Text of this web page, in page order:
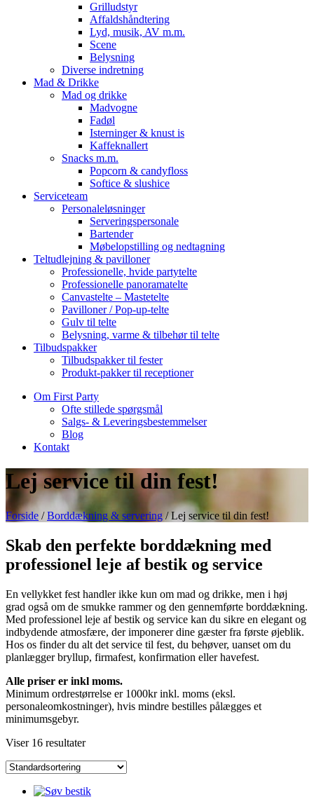
Grilludstyr
Affaldshåndtering
Lyd, musik, AV m.m.
Scene
Belysning
Diverse indretning
Mad & Drikke
Mad og drikke
Madvogne
Fadøl
Isterninger & knust is
Kaffeknallert
Snacks m.m.
Popcorn & candyfloss
Softice & slushice
Serviceteam
Personaleløsninger
Serveringspersonale
Bartender
Møbelopstilling og nedtagning
Teltudlejning & pavilloner
Professionelle, hvide partytelte
Professionelle panoramatelte
Canvastelte – Mastetelte
Pavilloner / Pop-up-telte
Gulv til telte
Belysning, varme & tilbehør til telte
Tilbudspakker
Tilbudspakker til fester
Produkt-pakker til receptioner
Om First Party
Ofte stillede spørgsmål
Salgs- & Leveringsbestemmelser
Blog
Kontakt
Lej service til din fest!
Forside /Borddækning & servering / Lej service til din fest!
Skab den perfekte borddækning med
professionel leje af bestik og service
En vellykket fest handler ikke kun om mad og drikke, men i høj
grad også om de smukke rammer og den gennemførte borddækning.
Med professionel leje af bestik og service kan du sikre en elegant og
indbydende atmosfære, der imponerer dine gæster fra første øjeblik.
Hos os finder du alt det service til fest, du behøver, uanset om du
planlægger bryllup, firmafest, konfirmation eller havefest.
Alle priser er inkl moms.
Minimum ordrestørrelse er 1000kr inkl. moms (eksl.
personaleomkostninger), hvis mindre bestilles pålægges et
minimumsgebyr.
Viser 16 resultater